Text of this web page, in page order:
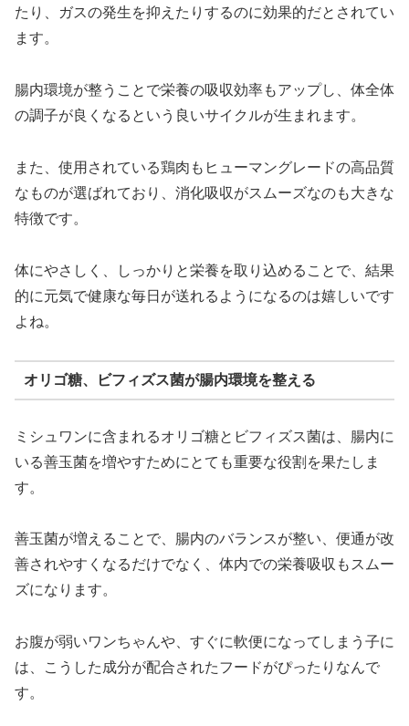
たり、ガスの発生を抑えたりするのに効果的だとされてい
ます。
腸内環境が整うことで栄養の吸収効率もアップし、体全体
の調子が良くなるという良いサイクルが生まれます。
また、使用されている鶏肉もヒューマングレードの高品質
なものが選ばれており、消化吸収がスムーズなのも大きな
特徴です。
体にやさしく、しっかりと栄養を取り込めることで、結果
的に元気で健康な毎日が送れるようになるのは嬉しいです
よね。
オリゴ糖、ビフィズス菌が腸内環境を整える
ミシュワンに含まれるオリゴ糖とビフィズス菌は、腸内に
いる善玉菌を増やすためにとても重要な役割を果たしま
す。
善玉菌が増えることで、腸内のバランスが整い、便通が改
善されやすくなるだけでなく、体内での栄養吸収もスムー
ズになります。
お腹が弱いワンちゃんや、すぐに軟便になってしまう子に
は、こうした成分が配合されたフードがぴったりなんで
す。